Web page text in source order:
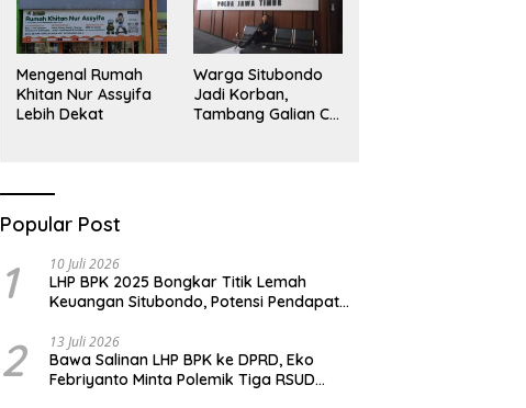
Mengenal Rumah
Khitan Nur Assyifa
Lebih Dekat
Warga Situbondo
Jadi Korban,
Tambang Galian C
Popular Post
1 10 Juli 2026
LHP BPK 2025 Bongkar Titik Lemah
Keuangan Situbondo, Potensi Pendapatan
2 13 Juli 2026
Bawa Salinan LHP BPK ke DPRD, Eko
Febriyanto Minta Polemik Tiga RSUD